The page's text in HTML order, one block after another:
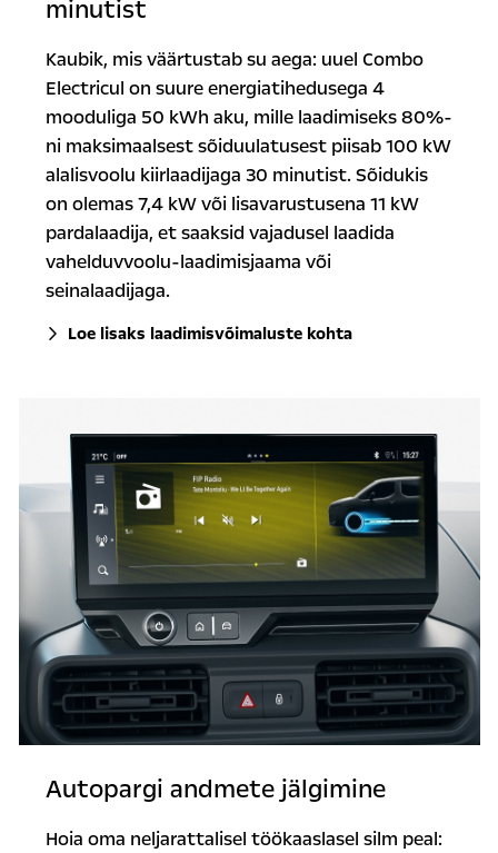
minutist
Kaubik, mis väärtustab su aega: uuel Combo
Electricul on suure energiatihedusega 4
mooduliga 50 kWh aku, mille laadimiseks 80%-
ni maksimaalsest sõiduulatusest piisab 100 kW
alalisvoolu kiirlaadijaga 30 minutist. Sõidukis
on olemas 7,4 kW või lisavarustusena 11 kW
pardalaadija, et saaksid vajadusel laadida
vahelduvvoolu-laadimisjaama või
seinalaadijaga.
Loe lisaks laadimisvõimaluste kohta
Autopargi andmete jälgimine
Hoia oma neljarattalisel töökaaslasel silm peal: